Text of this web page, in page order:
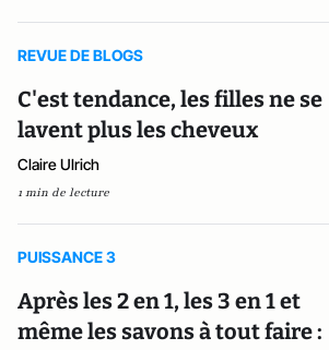
REVUE DE BLOGS
C'est tendance, les filles ne se
lavent plus les cheveux
Claire Ulrich
1 min de lecture
PUISSANCE 3
Après les 2 en 1, les 3 en 1 et
même les savons à tout faire :